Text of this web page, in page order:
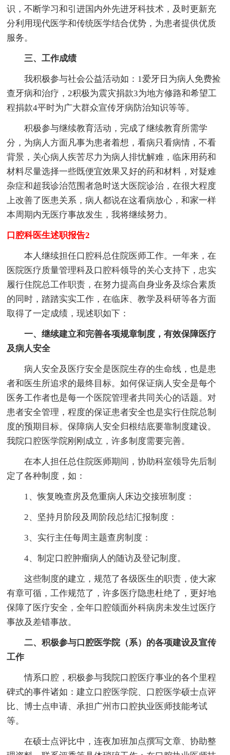
识，不断学习和引进国内外先进牙科技术，及时更新充
分利用现代医学和传统医学结合优势，为患者提供优质
服务。
三、工作成绩
我积极参与社会公益活动如：1爱牙日为病人免费捡
查牙病和治疗，2积极为震灾捐款3为地方修路和希望工
程捐款4平时为广大群众宣传牙病防治知识等等。
积极参与继续教育活动，完成了继续教育所需学
分，为病人方面凡事为患者着想，看病只看病情，不看
背景，关心病人疾苦尽力为病人排忧解难，临床用药和
材料尽量选择一些既便宜效果又好的药和材料，对疑难
杂症和超我诊治范围者急时送大医院诊治，在很大程度
上改善了医患关系，病人都说在这看病放心，和家一样
本周期内无医疗事故发生，我将继续努力。
口腔科医生述职报告2
本人继续担任口腔科总住院医师工作。一年来，在
医院医疗质量管理科及口腔科领导的关心支持下，忠实
履行住院总工作职责，在努力提高自身业务及综合素质
的同时，踏踏实实工作，在临床、教学及科研等各方面
取得了一定成绩，现述职如下：
一、继续建立和完善各项规章制度，有效保障医疗
及病人安全
病人安全及医疗安全是医院生存的生命线，也是患
者和医生所追求的最终目标。如何保证病人安全是每个
医务工作者也是每一个医院管理者共同关心的话题。对
患者安全管理，程度的保证患者安全也是实行住院总制
度的预期目标。保障病人安全归根结底要靠制度建设。
我院口腔医学院刚刚成立，许多制度需要完善。
在本人担任总住院医师期间，协助科室领导先后制
定了各种制度，如：
1、恢复晚查房及危重病人床边交接班制度：
2、坚持月阶段及周阶段总结汇报制度：
3、实行主任每周主题查房制度：
4、制定口腔肿瘤病人的随访及登记制度。
这些制度的建立，规范了各级医生的职责，使大家
有章可循，工作规范了，许多医疗隐患杜绝了，更好地
保障了医疗安全，全年口腔颌面外科病房未发生过医疗
事故及差错事故。
二、积极参与口腔医学院（系）的各项建设及宣传
工作
情系口腔，积极参与我院口腔医疗事业的各个里程
碑式的事件诸如：建立口腔医学院、口腔医学硕士点评
比、博士点申请、承担广州市口腔执业医师技能考试
等。
在硕士点评比中，连夜加班加点撰写文章、协助整